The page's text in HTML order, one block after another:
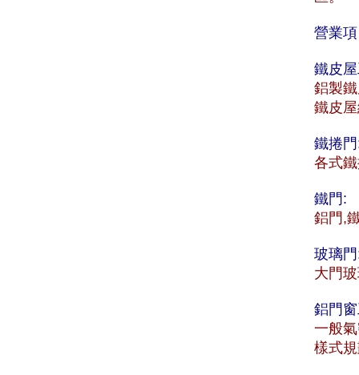
營業
鐵皮
鋁製
鐵皮
鐵捲
各式
鐵門:
鋁門,
玻璃
大門
鋁門
一般
樣式